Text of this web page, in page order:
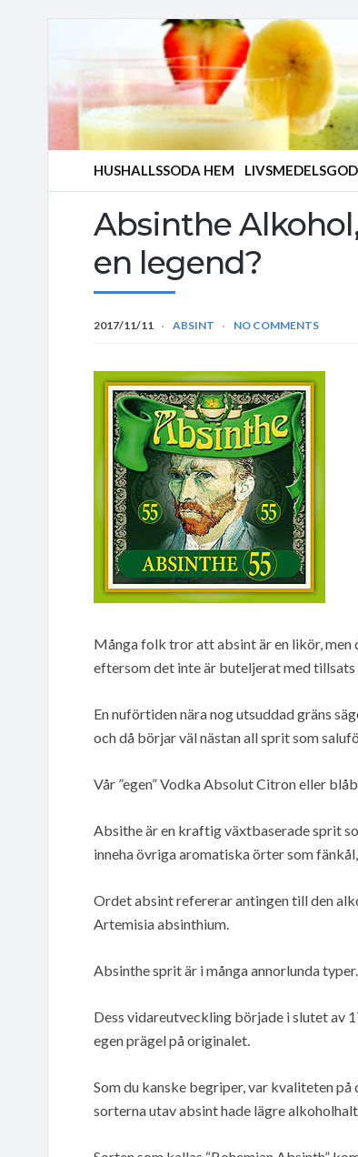
HUSHALLSSODA HEM
Absinthe
en legend?
2017/11/11 ABSINT NO COMMENTS
Många folk tror att absint är en likör,
eftersom det inte är buteljerat med tillsats
En nuförtiden nära nog utsuddad gräns
och då börjar väl nästan all sprit som
Vår ”egen” Vodka Absolut Citron eller
Absithe är en kraftig växtbaserade sprit
inneha övriga aromatiska örter som
Ordet absint refererar antingen till den
Artemisia absinthium.
Absinthe sprit är i många annorlunda typer.
Dess vidareutveckling började i slutet av
egen prägel på originalet.
Som du kanske begriper, var kvaliteten
sorterna utav absint hade lägre